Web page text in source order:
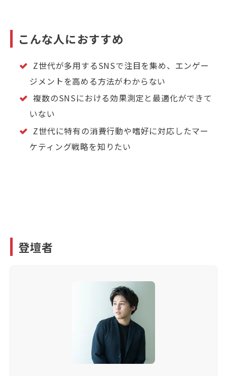
こんな人におすすめ
Z世代が多用するSNSで注目を集め、エンゲー
ジメントを高める方法がわからない
複数のSNSにおける効果測定と最適化ができて
いない
Z世代に特有の消費行動や嗜好に対応したマー
ケティング戦略を知りたい
登壇者